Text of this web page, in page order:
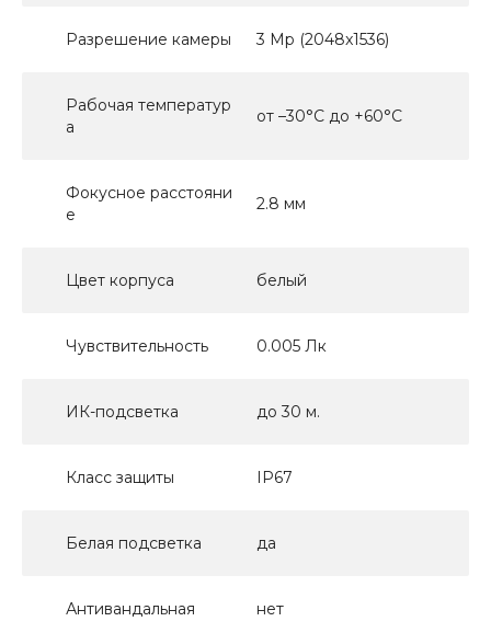
Разрешение камеры 3 Mp (2048x1536)
Рабочая температур
а
от –30°C до +60°C
Фокусное расстояни
е
2.8 мм
Цвет корпуса белый
Чувствительность 0.005 Лк
ИК-подсветка до 30 м.
Класс защиты IP67
Белая подсветка да
Антивандальная нет